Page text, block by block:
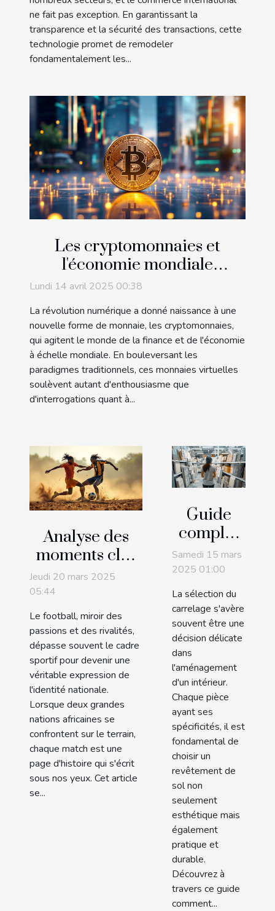
ne fait pas exception. En garantissant la
transparence et la sécurité des transactions, cette
technologie promet de remodeler
fondamentalement les...
Les cryptomonnaies et
l'économie mondiale
comprendre leur impact et
leur potentiel futur
Lundi 14 avril 2025 00:38
La révolution numérique a donné naissance à une
nouvelle forme de monnaie, les cryptomonnaies,
qui agitent le monde de la finance et de l'économie
à échelle mondiale. En bouleversant les
paradigmes traditionnels, ces monnaies virtuelles
soulèvent autant d'enthousiasme que
d'interrogations quant à...
Analyse des
moments clés
des
confrontations
footballistiques
entre deux
grandes
nations
africaines
Jeudi 20 mars 2025
05:44
Le football, miroir des
passions et des rivalités,
dépasse souvent le cadre
sportif pour devenir une
véritable expression de
l'identité nationale.
Lorsque deux grandes
nations africaines se
confrontent sur le terrain,
chaque match est une
page d'histoire qui s'écrit
sous nos yeux. Cet article
se...
Guide
complet
pour
choisir le
carrelage
adapté à
chaque
espace de
votre
maison
Samedi 15 mars
2025 01:00
La sélection du
carrelage s'avère
souvent être une
décision délicate
dans
l'aménagement
d'un intérieur.
Chaque pièce
ayant ses
spécificités, il est
fondamental de
choisir un
revêtement de
sol non
seulement
esthétique mais
également
pratique et
durable.
Découvrez à
travers ce guide
comment...